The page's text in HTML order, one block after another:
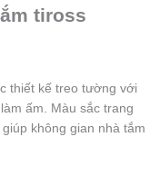
tiross
thiết kế treo tường với
ấm. Màu sắc trang
không gian nhà tắm